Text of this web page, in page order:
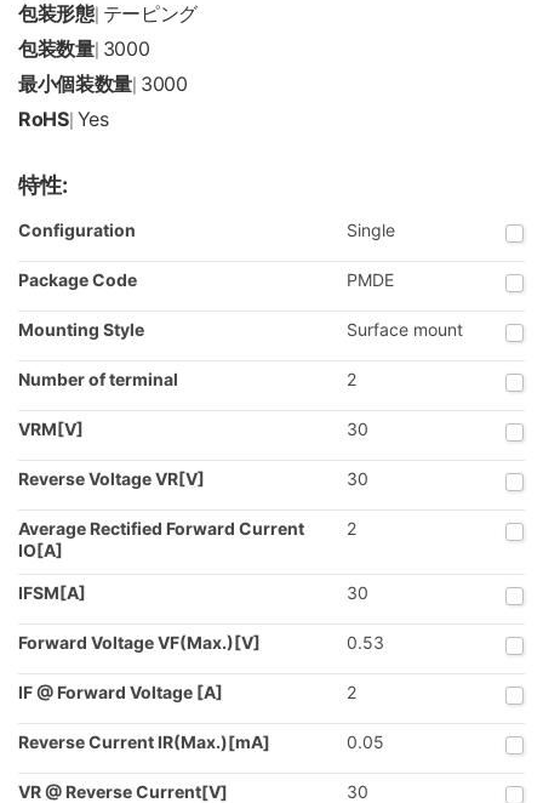
包装形態| テーピング
包装数量| 3000
最小個装数量 3000
RoHS| Yes
特性:
Configuration Single
Package Code PMDE
Mounting Style Surface mount
Number of terminal 2
VRM[V] 30
Reverse Voltage VR[V] 30
Average Rectified Forward Current
IO[A]
2
IFSM[A] 30
Forward Voltage VF(Max.)[V] 0.53
IF @ Forward Voltage [A] 2
Reverse Current IR(Max.)[mA] 0.05
VR @ Reverse Current[V] 30